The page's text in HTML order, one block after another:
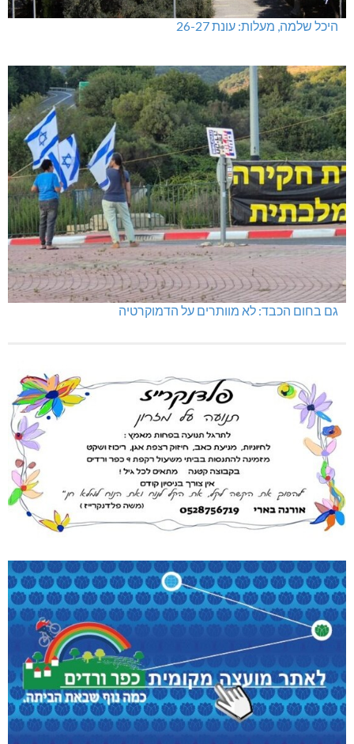
היכל שלמה, מעלות: עונת 26-27
גם בחום הכבד: לא מוותרים על הדמוקרטיה